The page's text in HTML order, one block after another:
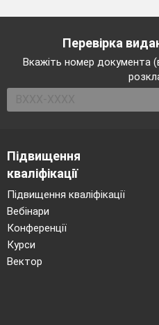
Перевірка
Вкажіть номер документа
Підвищення
кваліфікації
Підвищення кваліфікації
Вебінари
Конференції
Курси
Вектор